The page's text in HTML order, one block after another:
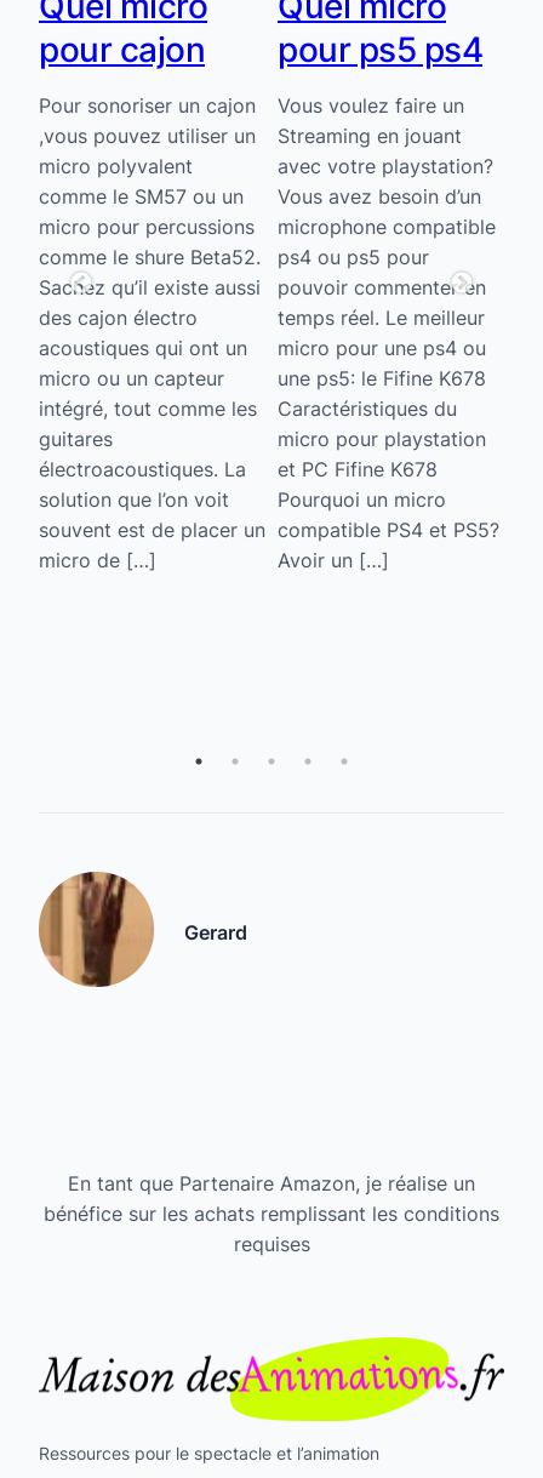
pour cajon
Pour sonoriser un cajon
,vous pouvez utiliser un
micro polyvalent
comme le SM57 ou un
micro pour percussions
comme le shure Beta52.
Sachez qu’il existe aussi
des cajon électro
acoustiques qui ont un
micro ou un capteur
intégré, tout comme les
guitares
électroacoustiques. La
solution que l’on voit
souvent est de placer un
micro de […]
pour ps5 ps4
Vous voulez faire un
Streaming en jouant
avec votre playstation?
Vous avez besoin d’un
microphone compatible
ps4 ou ps5 pour
pouvoir commenter en
temps réel. Le meilleur
micro pour une ps4 ou
une ps5: le Fifine K678
Caractéristiques du
micro pour playstation
et PC Fifine K678
Pourquoi un micro
compatible PS4 et PS5?
Avoir un […]
Gerard
En tant que Partenaire Amazon, je réalise un
bénéfice sur les achats remplissant les conditions
requises
Ressources pour le spectacle et l’animation